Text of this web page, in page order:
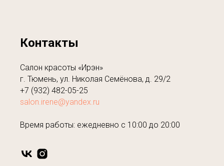
Контакты
Салон красоты «Ирэн»
г. Тюмень, ул. Николая Семёнова, д. 29/2
+7 (932) 482-05-25
salon.irene@yandex.ru
Время работы: ежедневно с 10:00 до 20:00